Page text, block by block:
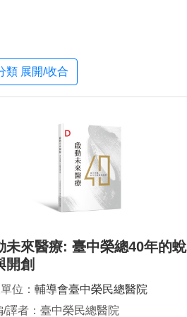
類 展開/收合
未來醫療: 臺中榮總40年的蛻
開創
位： 輔導會臺中榮民總醫院
/譯者：臺中榮民總醫院